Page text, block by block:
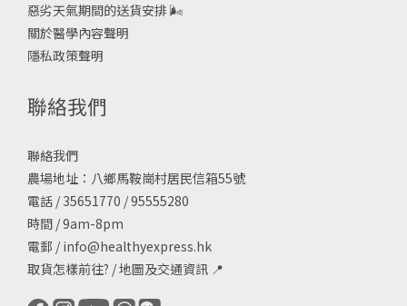
惡劣天氣期間的送貨安排🌬
關於醫學內容聲明
隱私政策聲明
聯絡我們
聯絡我們
農場地址：八鄉馬鞍崗村居民信箱55號
電話 / 35651770 / 95555280
時間 / 9am-8pm
電郵 / info@healthyexpress.hk
取貨怎樣前往? /地圖及交通資訊 📍